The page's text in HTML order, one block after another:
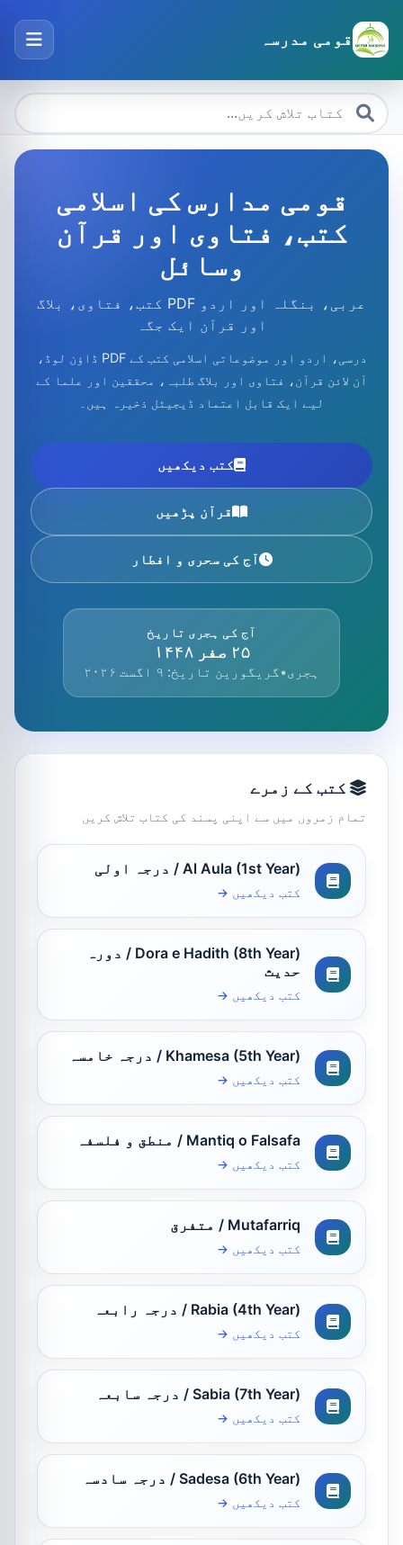
قومی مدرسہ
قومی مدارس کی اسلامی
کتب، فتاوی اور قرآن
وسائل
عربی، بنگلہ اور اردو PDF کتب، فتاوی، بلاگ
اور قرآن ایک جگہ
درسی، اردو اور موضوعاتی اسلامی کتب کے PDF ڈاؤن لوڈ،
آن لائن قرآن، فتاوی اور بلاگ طلبہ، محققین اور علما کے
لیے ایک قابل اعتماد ڈیجیٹل ذخیرہ ہیں۔
کتب دیکھیں
قرآن پڑھیں
آج کی سحری و افطار
آج کی ہجری تاریخ
۲۵ صفر ۱۴۴۸
ہجری•گریگورین تاریخ: ۹ اگست ۲۰۲۶
کتب کے زمرے
تمام زمروں میں سے اپنی پسند کی کتاب تلاش کریں
Al Aula (1st Year) / درجہ اولی
کتب دیکھیں →
Dora e Hadith (8th Year) / دورہ
حدیث
کتب دیکھیں →
Khamesa (5th Year) / درجہ خامسہ
کتب دیکھیں →
Mantiq o Falsafa / منطق و فلسفہ
کتب دیکھیں →
Mutafarriq / متفرق
کتب دیکھیں →
Rabia (4th Year) / درجہ رابعہ
کتب دیکھیں →
Sabia (7th Year) / درجہ سابعہ
کتب دیکھیں →
Sadesa (6th Year) / درجہ سادسہ
کتب دیکھیں →